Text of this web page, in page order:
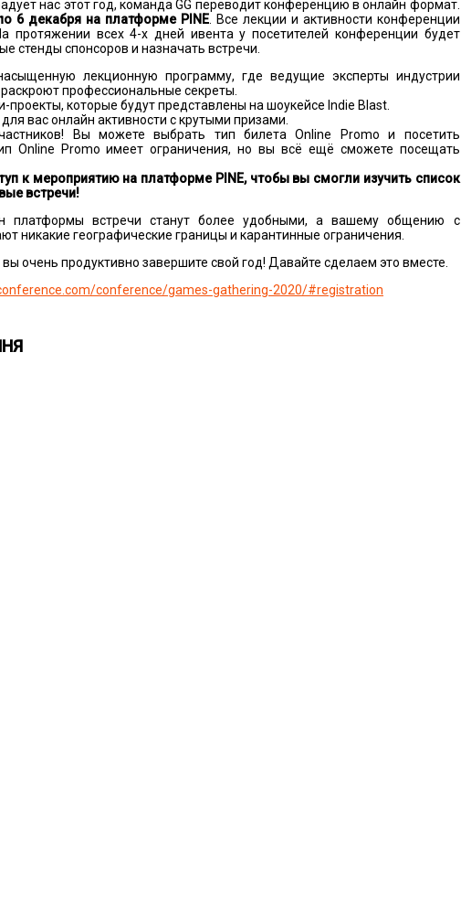
нас этот год, команда GG переводит конференцию в онлайн формат.
6 декабря на платформе PINE. Все лекции и активности конференции
протяжении всех 4-х дней ивента у посетителей конференции будет
стенды спонсоров и назначать встречи.
лекционную программу, где ведущие эксперты индустрии
профессиональные секреты.
которые будут представлены на шоукейсе Indie Blast.
вас онлайн активности с крутыми призами.
Вы можете выбрать тип билета Online Promo и посетить
Online Promo имеет ограничения, но вы всё ещё сможете посещать
к мероприятию на платформе PINE, чтобы вы смогли изучить список
встречи!
платформы встречи станут более удобными, а вашему общению с
никакие географические границы и карантинные ограничения.
очень продуктивно завершите свой год! Давайте сделаем это вместе.
conference/games-gathering-2020/#registration